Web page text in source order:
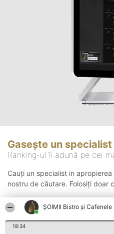
ȘOIMII Bistro și Cafenele
18:34
Gasește un specialist
Ranking-ul îi adună pe cei
Cauți un specialist in
nostru de căutare. Folosiți doar